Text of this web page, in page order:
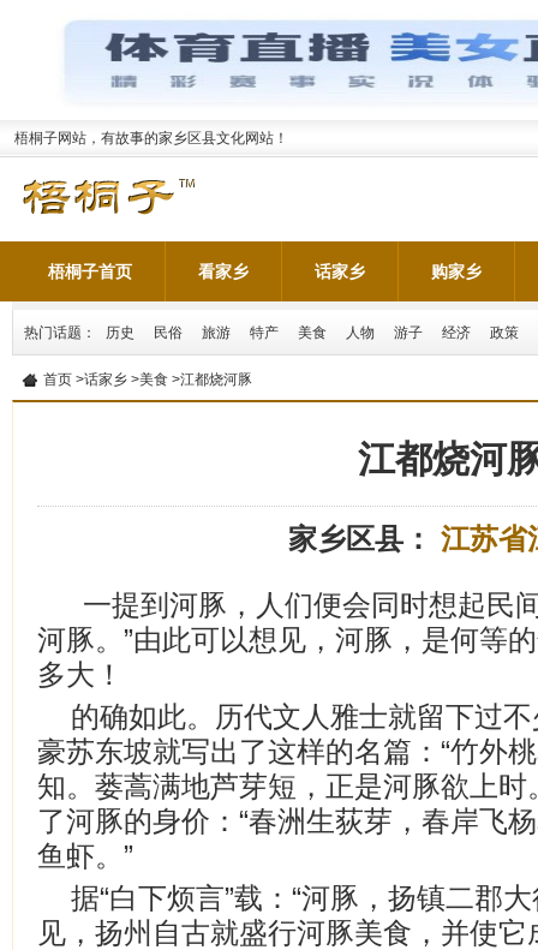
梧桐子网站，有故事的家乡区县文化网站！
梧桐子首页 看家乡 话家乡 购家乡
热门话题： 历史 民俗 旅游 特产 美食 人物 游子 经济 政策
首页 >话家乡 >美食 >江都烧河豚
江都烧河
家乡区县： 江苏省
一提到河豚，人们便会同时想起民
河豚。”由此可以想见，河豚，是何等
多大！
的确如此。历代文人雅士就留下过
豪苏东坡就写出了这样的名篇：“竹外
知。蒌蒿满地芦芽短，正是河豚欲上时
了河豚的身价：“春洲生荻芽，春岸飞
鱼虾。”
据“白下烦言”载：“河豚，扬镇二郡
见，扬州自古就盛行河豚美食，并使它